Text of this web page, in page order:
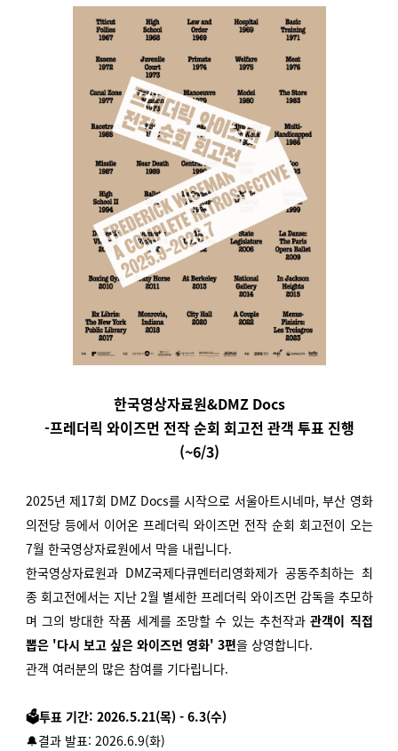
한국영상자료원&DMZ Docs
-프레더릭 와이즈먼 전작 순회 회고전 관객 투표 진행
(~6/3)
2025년 제17회 DMZ Docs를 시작으로 서울아트시네마, 부산 영화
의전당 등에서 이어온 프레더릭 와이즈먼 전작 순회 회고전이 오는
7월 한국영상자료원에서 막을 내립니다.
한국영상자료원과 DMZ국제다큐멘터리영화제가 공동주최하는 최
종 회고전에서는 지난 2월 별세한 프레더릭 와이즈먼 감독을 추모하
며 그의 방대한 작품 세계를 조망할 수 있는 추천작과관객이 직접
뽑은 '다시 보고 싶은 와이즈먼 영화' 3편을 상영합니다.
관객 여러분의 많은 참여를 기다립니다.
🗳️투표 기간: 2026.5.21(목) - 6.3(수)
🔔결과 발표: 2026.6.9(화)